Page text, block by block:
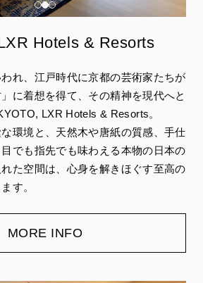
Hotels & Resorts
れ、江戸時代に京都の芸術家たちが
に着想を得て、その精神を現代へと
LXR Hotels & Resorts。
環境と、天然木や唐紙の質感、手仕
でも指先でも味わえる本物の日本の
た空間は、心身を解きほぐす至高の
す。
MORE INFO